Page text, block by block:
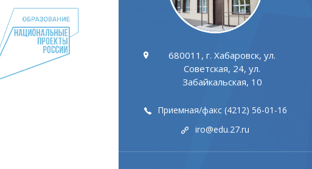
680011, г. Хабаровск, ул.
Советская, 24, ул.
Забайкальская, 10
Приемная/факс (4212) 56-01-16
iro@edu.27.ru